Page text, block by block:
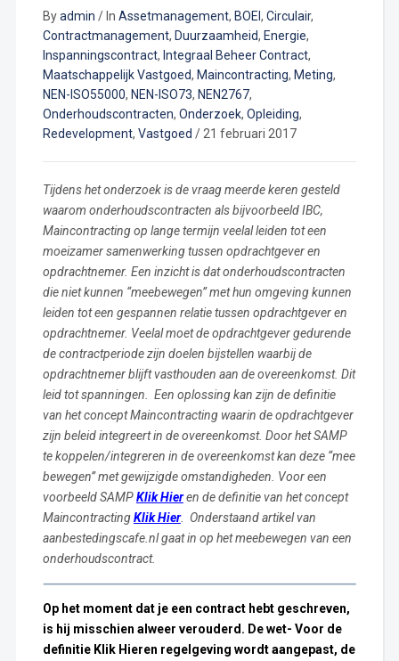
Byadmin /In Assetmanagement, BOEI, Circulair,
Contractmanagement, Duurzaamheid, Energie,
Inspanningscontract, Integraal Beheer Contract,
Maatschappelijk Vastgoed, Maincontracting, Meting,
NEN-ISO55000, NEN-ISO73, NEN2767,
Onderhoudscontracten, Onderzoek, Opleiding,
Redevelopment, Vastgoed / 21 februari 2017
Tijdens het onderzoek is de vraag meerde keren gesteld
waarom onderhoudscontracten als bijvoorbeeld IBC,
Maincontracting op lange termijn veelal leiden tot een
moeizamer samenwerking tussen opdrachtgever en
opdrachtnemer. Een inzicht is dat onderhoudscontracten
die niet kunnen “meebewegen” met hun omgeving kunnen
leiden tot een gespannen relatie tussen opdrachtgever en
opdrachtnemer. Veelal moet de opdrachtgever gedurende
de contractperiode zijn doelen bijstellen waarbij de
opdrachtnemer blijft vasthouden aan de overeenkomst. Dit
leid tot spanningen. Een oplossing kan zijn de definitie
van het concept Maincontracting waarin de opdrachtgever
zijn beleid integreert in de overeenkomst. Door het SAMP
te koppelen/integreren in de overeenkomst kan deze “mee
bewegen” met gewijzigde omstandigheden. Voor een
voorbeeld SAMPKlik Hieren de definitie van het concept
MaincontractingKlik Hier. Onderstaand artikel van
aanbestedingscafe.nl gaat in op het meebewegen van een
onderhoudscontract.
Op het moment dat je een contract hebt geschreven,
is hij misschien alweer verouderd. De wet- Voor de
definitie Klik Hieren regelgeving wordt aangepast, de